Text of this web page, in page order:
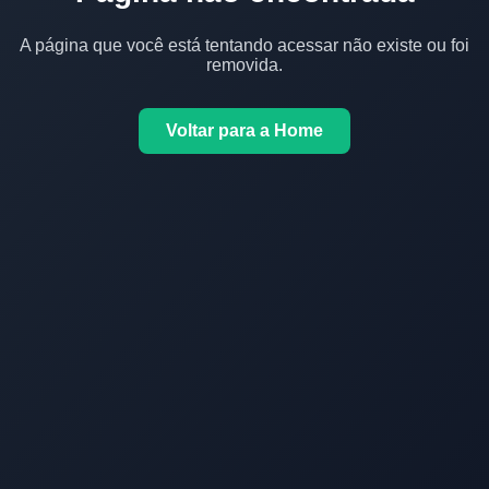
A página que você está tentando acessar não existe ou foi
removida.
Voltar para a Home